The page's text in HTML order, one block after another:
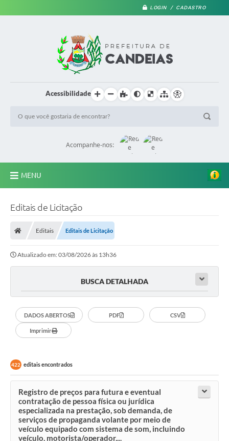
LOGIN / CADASTRO
Acessibilidade
Acompanhe-nos:
MENU
Iluminação Pública
Conselhos Municipais
Sala Mineira
Lei Paulo Gustavo
A Nossa Cidade
Editais de Licitação
Editais Editais de Licitação
Atualizado em: 03/08/2026 às 13h36
BUSCA DETALHADA
DADOS ABERTOS PDF CSV
Imprimir
422 editais encontrados
Registro de preços para futura e eventual
contratação de pessoa física ou jurídica
especializada na prestação, sob demanda, de
serviços de propaganda volante por meio de
veículo equipado com sistema de som, incluindo
veículo, motorista/operador,...